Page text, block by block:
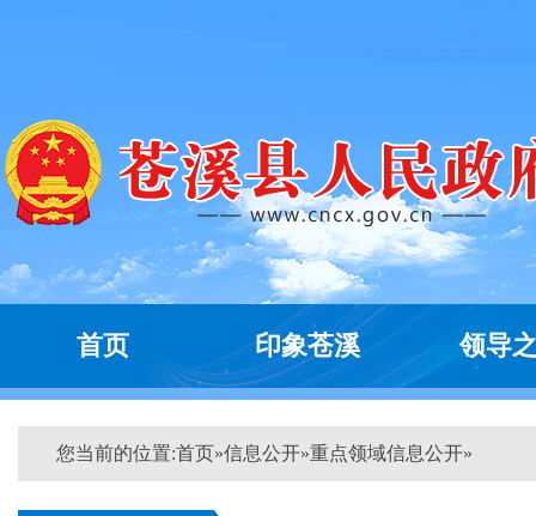
首页 印象苍溪 领导
您当前的位置:首页»信息公开»重点领域信息公开»